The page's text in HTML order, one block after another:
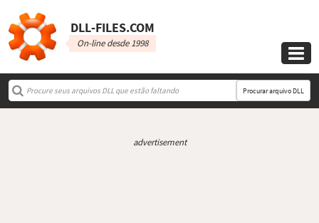
DLL‑FILES.COM
On-line desde 1998

Procurar arquivo DLL
advertisement